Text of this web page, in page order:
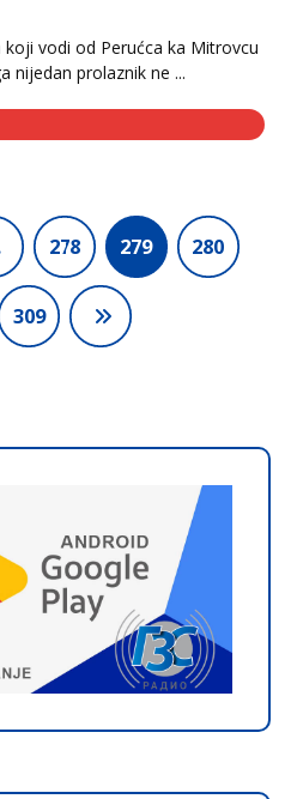
vodi od Perućca ka Mitrovcu
nijedan prolaznik ne ...
278 279 280
309